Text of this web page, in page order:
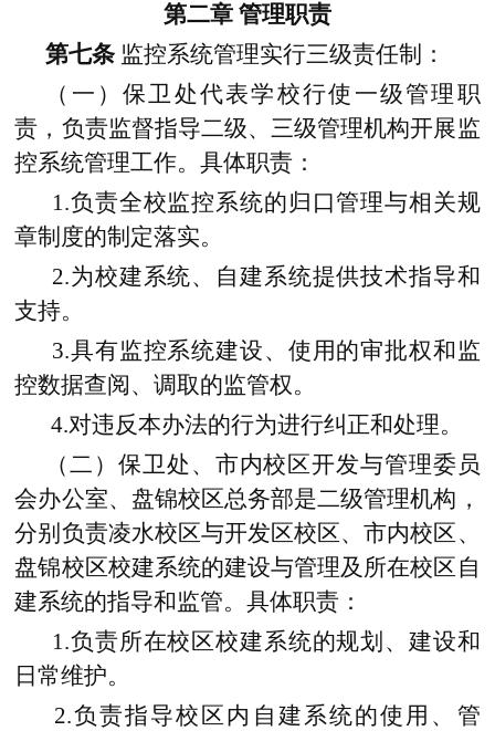
第二章 管理职责
第七条 监控系统管理实行三级责任制：
（一）保卫处代表学校行使一级管理职
责，负责监督指导二级、三级管理机构开展监
控系统管理工作。具体职责：
1.负责全校监控系统的归口管理与相关规
章制度的制定落实。
2.为校建系统、自建系统提供技术指导和
支持。
3.具有监控系统建设、使用的审批权和监
控数据查阅、调取的监管权。
4.对违反本办法的行为进行纠正和处理。
（二）保卫处、市内校区开发与管理委员
会办公室、盘锦校区总务部是二级管理机构，
分别负责凌水校区与开发区校区、市内校区、
盘锦校区校建系统的建设与管理及所在校区自
建系统的指导和监管。具体职责：
1.负责所在校区校建系统的规划、建设和
日常维护。
2.负责指导校区内自建系统的使用、管